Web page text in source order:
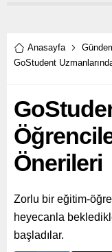
(KEGM)’ne aylık 81
Anasayfa
GoStudent
Önerileri
Zorlu bir eğitim-
heyecanla
başladılar.